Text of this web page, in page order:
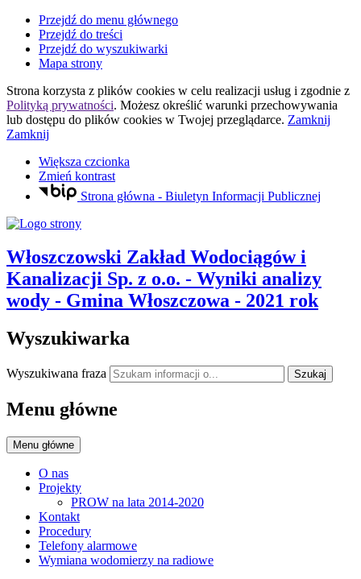
Przejdź do menu głównego
Przejdź do treści
Przejdź do wyszukiwarki
Mapa strony
Strona korzysta z plików cookies w celu realizacji usług i zgodnie z
Polityką prywatności. Możesz określić warunki przechowywania
lub dostępu do plików cookies w Twojej przeglądarce. Zamknij
Zamknij
Większa czcionka
Zmień kontrast
Strona główna - Biuletyn Informacji Publicznej
Włoszczowski Zakład Wodociągów i
Kanalizacji Sp. z o.o. - Wyniki analizy
wody - Gmina Włoszczowa - 2021 rok
Wyszukiwarka
Wyszukiwana fraza Szukaj
Menu główne
Menu główne
O nas
Projekty
PROW na lata 2014-2020
Kontakt
Procedury
Telefony alarmowe
Wymiana wodomierzy na radiowe